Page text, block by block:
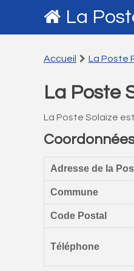
La
Accueil La Poste
La Poste
La Poste Solaize
Adresse de la
Commune
Code Postal
Téléphone